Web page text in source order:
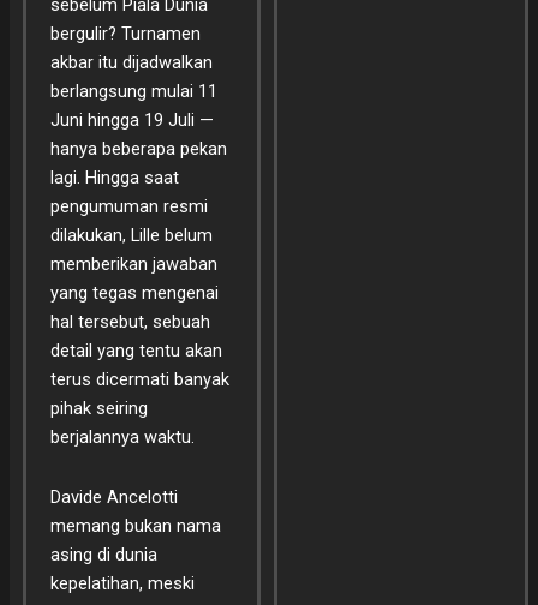
sebelum Piala Dunia
bergulir? Turnamen
akbar itu dijadwalkan
berlangsung mulai 11
Juni hingga 19 Juli —
hanya beberapa pekan
lagi. Hingga saat
pengumuman resmi
dilakukan, Lille belum
memberikan jawaban
yang tegas mengenai
hal tersebut, sebuah
detail yang tentu akan
terus dicermati banyak
pihak seiring
berjalannya waktu.
Davide Ancelotti
memang bukan nama
asing di dunia
kepelatihan, meski